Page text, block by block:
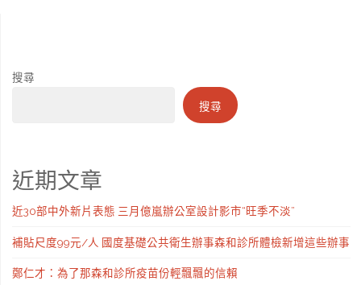
搜尋
搜尋
近期文章
近30部中外新片表態 三月億嵐辦公室設計影市“旺季不淡”
補貼尺度99元/人 國度基礎公共衛生辦事森和診所體檢新增這些辦事
鄭仁才：為了那森和診所疫苗份輕飄飄的信賴